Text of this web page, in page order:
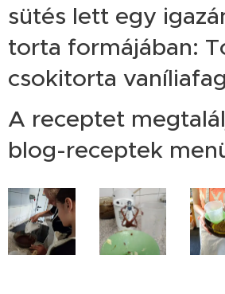
sütés lett egy
torta formájában:
csokitorta
A receptet
blog-receptek